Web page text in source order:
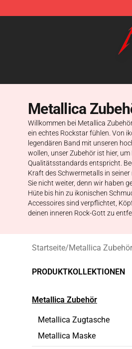
Metallica Store - Official
Metallica
Willkommen bei Metallica
ein echtes Rockstar fühlen. Von
legendären Band mit unseren
wollen, unser Zubehör ist hier,
Qualitätsstandards entspricht.
Kraft des Schwermetalls in seiner
Sie nicht weiter, denn wir haben
Hüte bis hin zu ikonischen
Accessoires sind verpflichtet,
deinen inneren Rock-Gott zu
Startseite/Metallica Zubehör
PRODUKTKOLLEKTIONEN
Metallica Zubehör
Metallica Zugtasche
Metallica Maske